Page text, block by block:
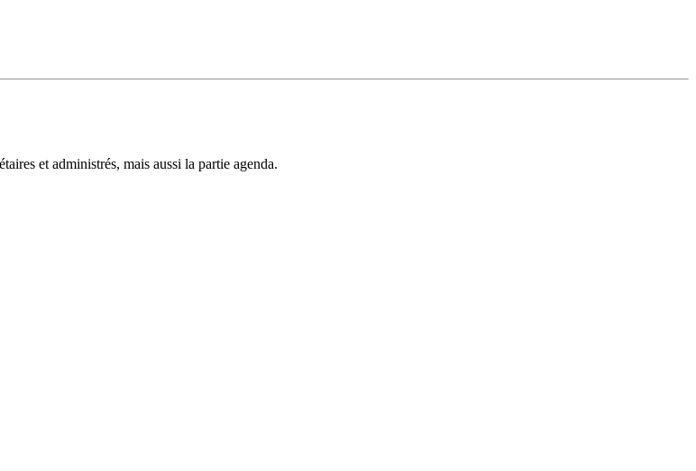
et administrés, mais aussi la partie agenda.